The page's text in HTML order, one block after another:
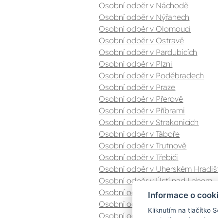
Osobní odběr v Náchodě
Osobní odběr v Nýřanech
Osobní odběr v Olomouci
Osobní odběr v Ostravě
Osobní odběr v Pardubicích
Osobní odběr v Plzni
Osobní odběr v Poděbradech
Osobní odběr v Praze
Osobní odběr v Přerově
Osobní odběr v Příbrami
Osobní odběr v Strakonicích
Osobní odběr v Táboře
Osobní odběr v Trutnově
Osobní odběr v Třebíči
Osobní odběr v Uherském
Osobní odběr v Ústí nad Labem
Osobní odběr v Valašském
Osobní odběr v Zlíně
Osobní odběr v Znojmě
Informace o
Kliknutím na tlačítko